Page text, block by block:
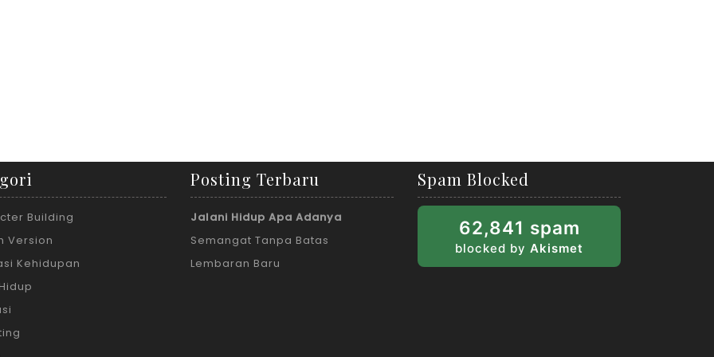
Building
Version
Kehidupan
Posting Terbaru
Jalani Hidup Apa Adanya
Semangat Tanpa Batas
Lembaran Baru
Spam Blocked
62,841 spam
blocked by Akismet